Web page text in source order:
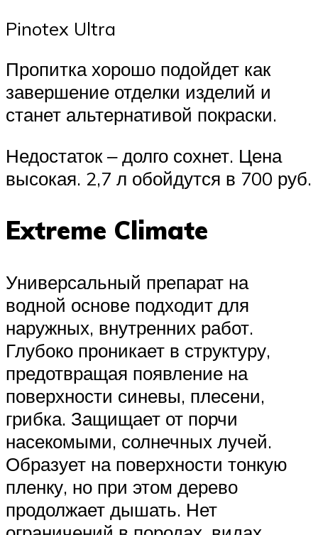
Pinotex Ultra
Пропитка хорошо подойдет как
завершение отделки изделий и
станет альтернативой покраски.
Недостаток ‒ долго сохнет. Цена
высокая. 2,7 л обойдутся в 700 руб.
Extreme Climate
Универсальный препарат на
водной основе подходит для
наружных, внутренних работ.
Глубоко проникает в структуру,
предотвращая появление на
поверхности синевы, плесени,
грибка. Защищает от порчи
насекомыми, солнечных лучей.
Образует на поверхности тонкую
пленку, но при этом дерево
продолжает дышать. Нет